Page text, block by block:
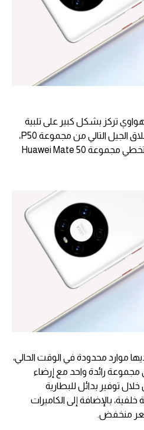
تركز بشكل كبير على تلبية
احتياجات عملائها الحاليين وإطلاق الجيل التالي من مجموعة P50،
ويبدو انها الآن على استعداد لتخطي مجموعة Huawei Mate 50
موارد محدودة في الوقت الحالي،
مجموعة رائدة واحد مع إرضاء
توفير بدائل للبطارية
بالإضافة إلى الكاميرات
منخفض.